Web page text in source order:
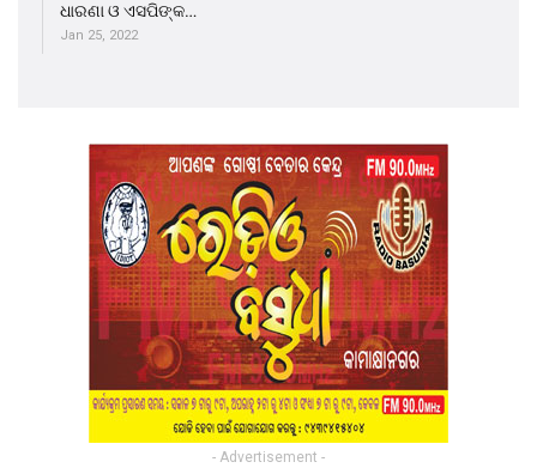
ଧାରଣା ଓ ଏସପିଙ୍କ…
Jan 25, 2022
- Advertisement -